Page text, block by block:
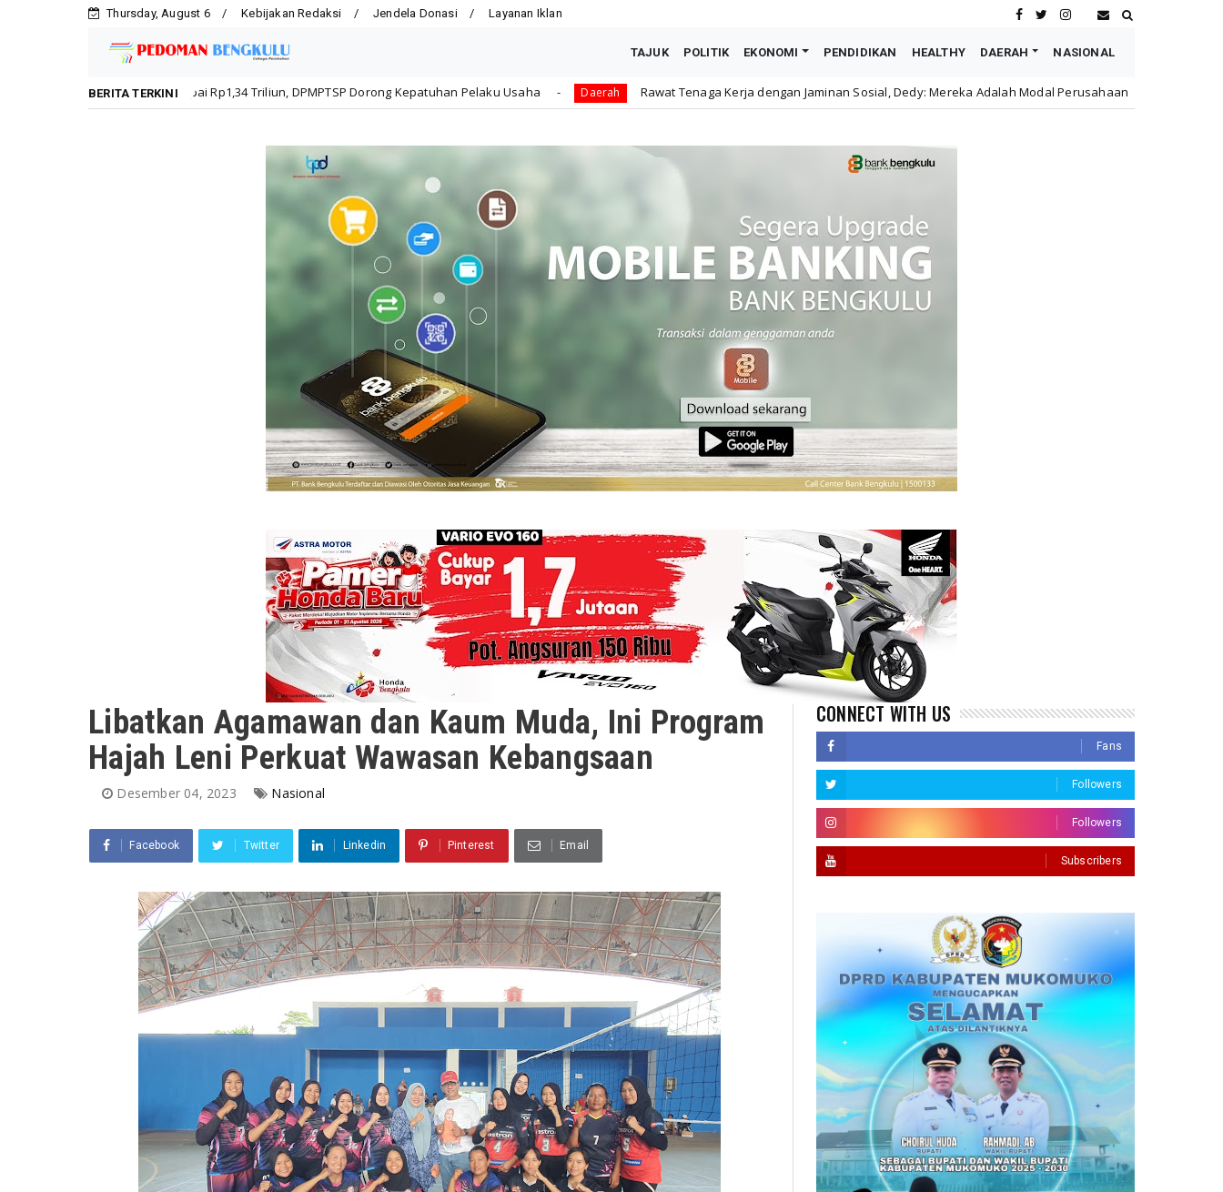
Thursday, August 6 Kebijakan Redaksi Jendela Donasi Layanan Iklan
TAJUK POLITIK EKONOMI PENDIDIKAN HEALTHY DAERAH NASIONAL
BERITA TERKINI
Capai Rp1,34 Triliun, DPMPTSP Dorong Kepatuhan Pelaku Usaha Daerah Rawat Tenaga Kerja dengan Jaminan Sosial, Dedy: Mereka Adalah Modal Perusahaan honda Astra Motor Buka
Libatkan Agamawan dan Kaum Muda, Ini Program
Hajah Leni Perkuat Wawasan Kebangsaan
Desember 04, 2023 Nasional
Facebook Twitter Linkedin Pinterest Email
CONNECT WITH US
Fans
Followers
Followers
Subscribers